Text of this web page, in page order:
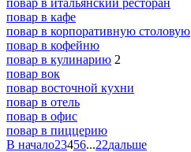
повар в кафе
повар в корпоративную столовую
повар в кофейню
повар в кулинарию 2
повар вок
повар восточной кухни
повар в отель
повар в офис
повар в пиццерию
В начало23456...22дальше